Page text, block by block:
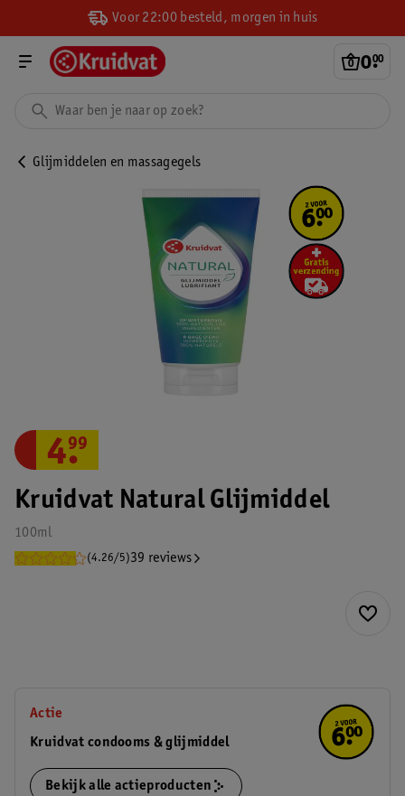
Voor 22:00 besteld, morgen in huis
0.
00
Glijmiddelen en massagegels
Kruidvat Natural Glijmiddel
100ml
(4.26/5)39 reviews
4.
99
Actie
Kruidvat condooms & glijmiddel
Bekijk alle actieproducten